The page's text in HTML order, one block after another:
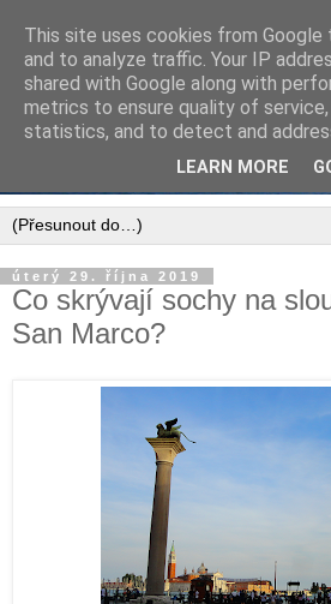
úterý 29. října 2019
Co skrývají sochy na
San Marco?
This site uses cookies from
and to analyze traffic. Your IP
shared with Google along with
metrics to ensure quality of
statistics, and to detect and
LEARN MORE